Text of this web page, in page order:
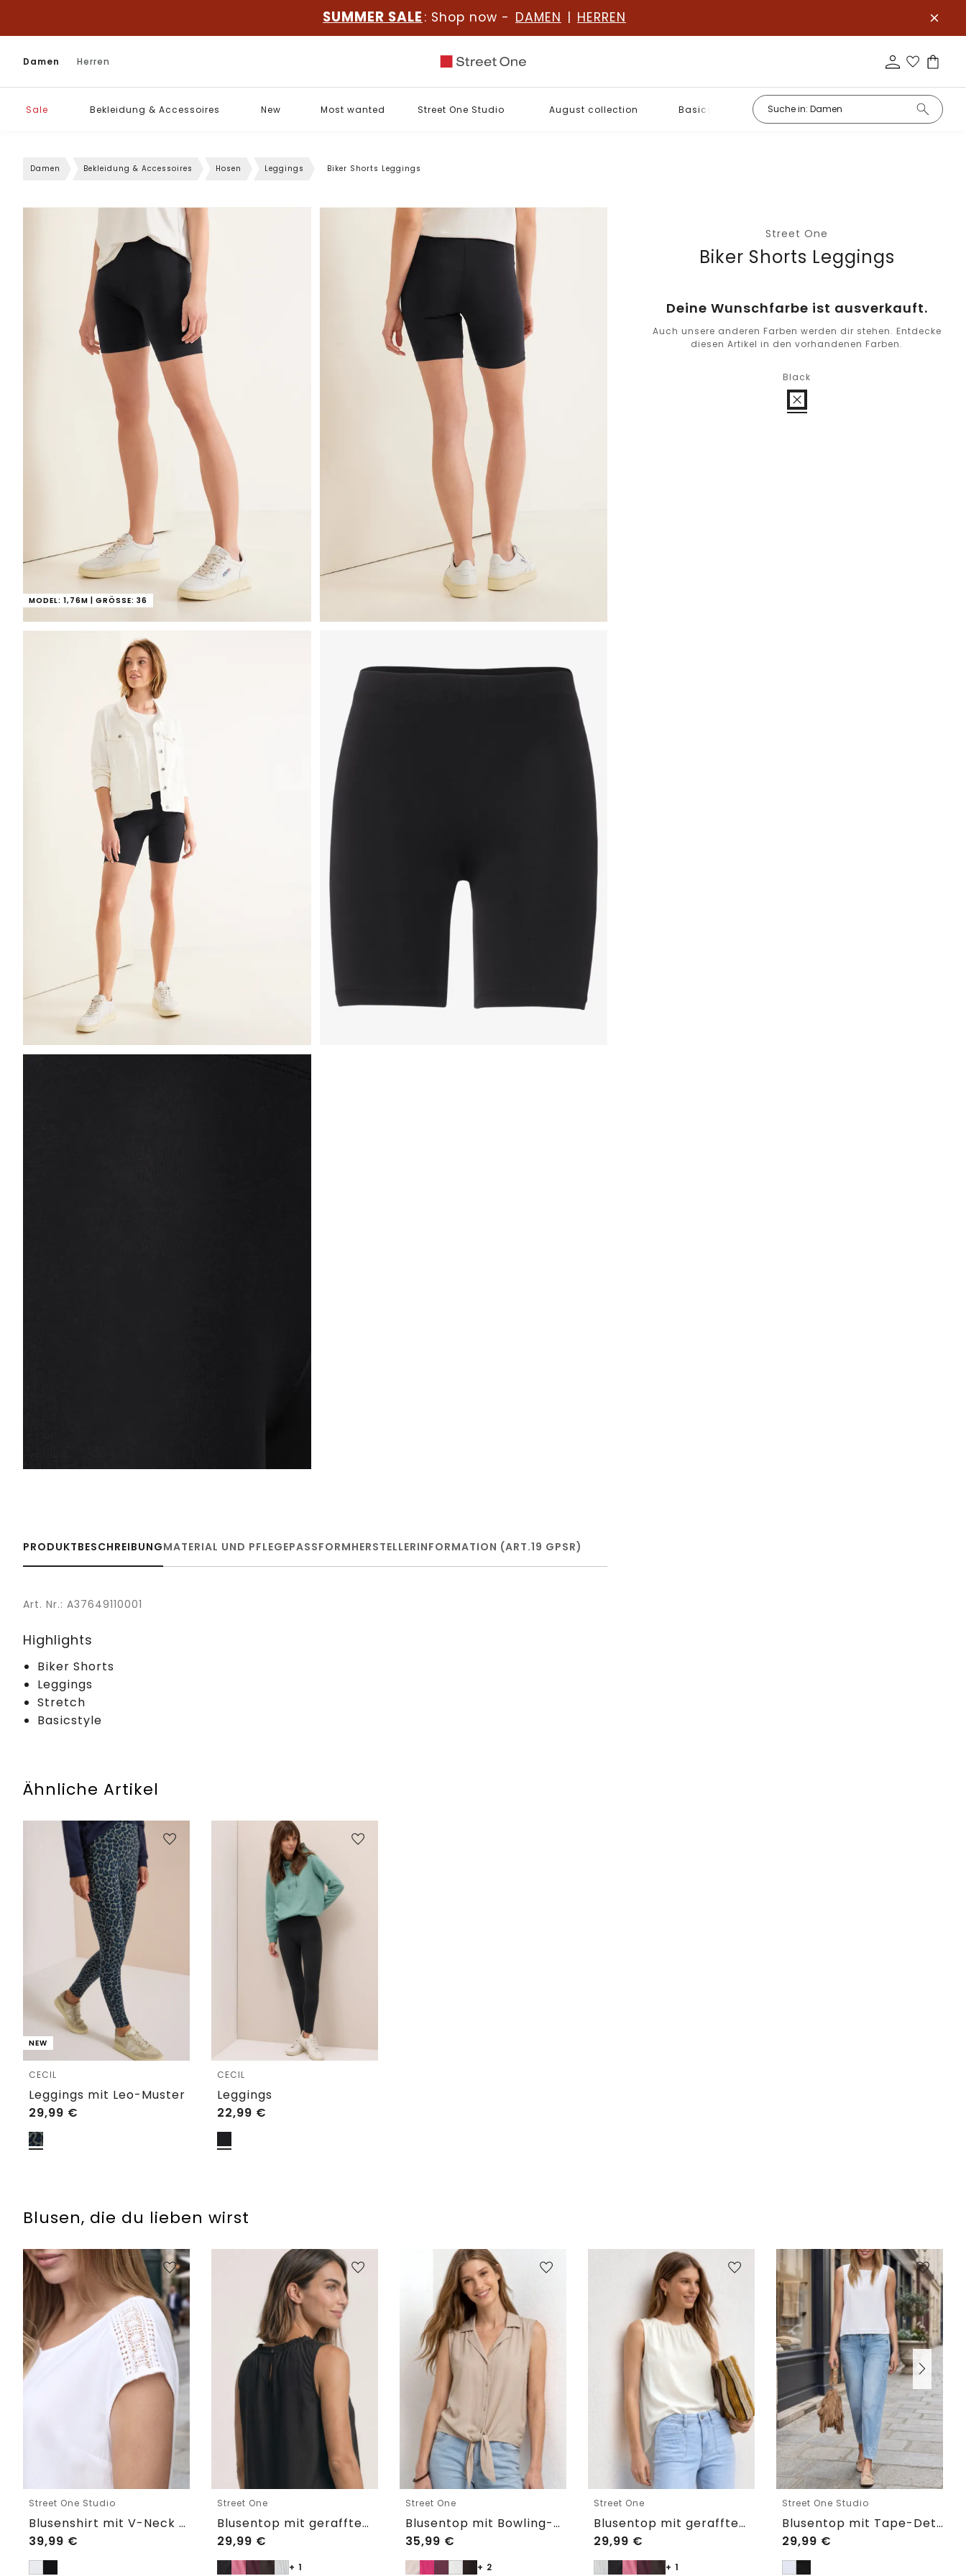
SUMMER SALE : Shop now - DAMEN | HERREN
Damen Herren
Sale Bekleidung & Accessoires New Most wanted Street One Studio August collection Basics
Damen Bekleidung & Accessoires Hosen Leggings Biker Shorts Leggings
MODEL: 1,76M | GRÖSSE: 36
Street One
Biker Shorts Leggings
Deine Wunschfarbe ist ausverkauft.
Auch unsere anderen Farben werden dir stehen. Entdecke
diesen Artikel in den vorhandenen Farben.
Black
PRODUKTBESCHREIBUNGMATERIAL UND PFLEGEPASSFORMHERSTELLERINFORMATION (ART.19 GPSR)
Art. Nr.: A37649110001
Highlights
Biker Shorts
Leggings
Stretch
Basicstyle
Ähnliche Artikel
NEW
CECIL
Leggings mit Leo-Muster
29,99 €
CECIL
Leggings
22,99 €
Blusen, die du lieben wirst
Street One Studio
Blusenshirt mit V-Neck und Spitze
39,99 €
Street One
Blusentop mit gerafftem Rundhals
29,99 €
+ 1
Street One
Blusentop mit Bowling-Kragen und Knoten
35,99 €
+ 2
Street One
Blusentop mit gerafftem Rundhals
29,99 €
+ 1
Street One Studio
Blusentop mit Tape-Detail am Saum
29,99 €